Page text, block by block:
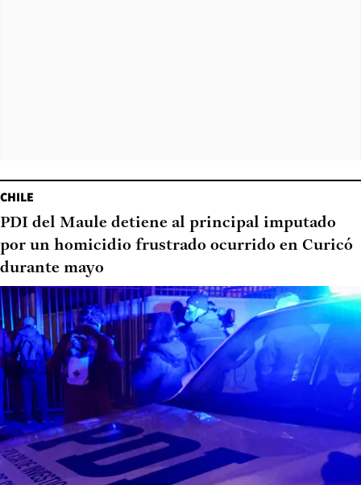
CHILE
PDI del Maule detiene al principal imputado
por un homicidio frustrado ocurrido en Curicó
durante mayo